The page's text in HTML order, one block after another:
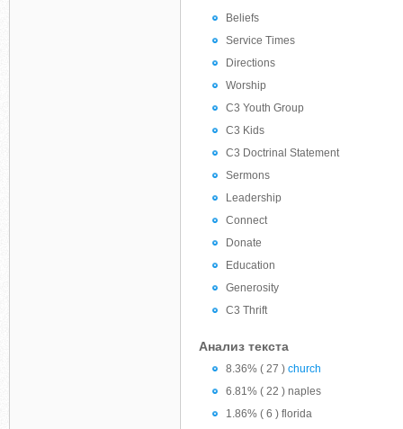
Beliefs
Service Times
Directions
Worship
C3 Youth Group
C3 Kids
C3 Doctrinal Statement
Sermons
Leadership
Connect
Donate
Education
Generosity
C3 Thrift
Анализ текста
8.36% ( 27 ) church
6.81% ( 22 ) naples
1.86% ( 6 ) florida